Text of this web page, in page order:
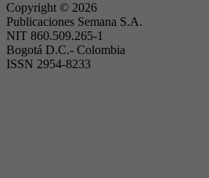
Copyright © 2026
Publicaciones Semana S.A.
NIT 860.509.265-1
Bogotá D.C.- Colombia
ISSN 2954-8233